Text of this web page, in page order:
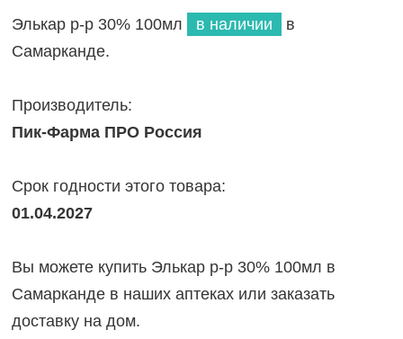
Элькар р-р 30% 100мл в наличии
в
Самарканде.
Производитель:
Пик-Фарма ПРО Россия
Срок годности этого товара:
01.04.2027
Вы можете купить Элькар р-р 30% 100мл в
Самарканде в наших аптеках или заказать
доставку на дом.